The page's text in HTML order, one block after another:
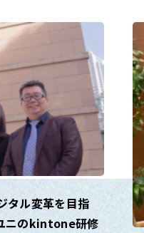
タル変革を目指
ニのkintone研修